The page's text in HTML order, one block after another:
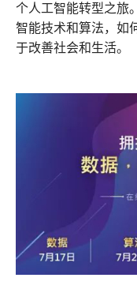
个人工智能转型之旅
智能技术和算法，如
于改善社会和生活。